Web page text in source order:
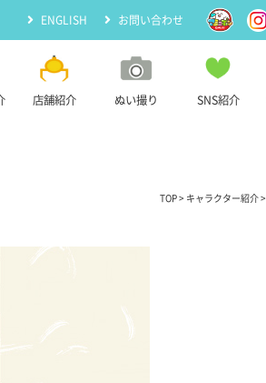
ENGLISH お問い合わせ
店舗紹介 ぬい撮り SNS紹介
TOP > キャラクター紹介 >